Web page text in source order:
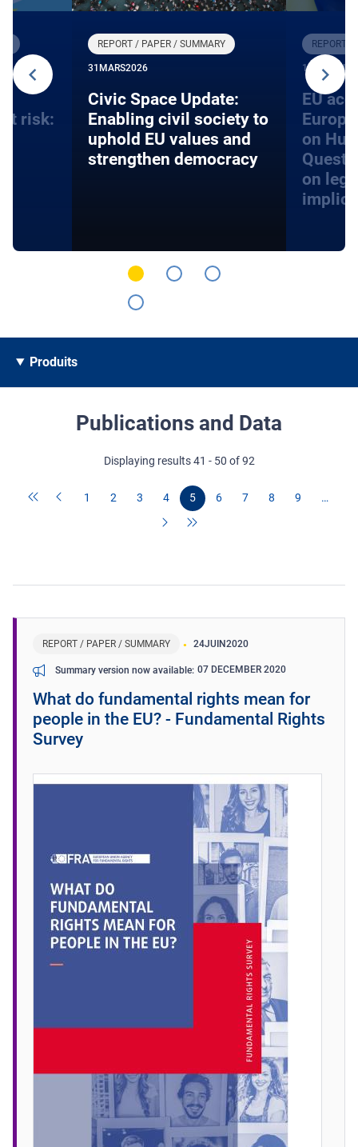
risk:
REPORT / PAPER / SUMMARY
31 MARS2026
​​Civic Space Update:
Enabling civil society to
uphold EU values and
strengthen democracy
REPORT /
12
EU
on
on
Produits
Publications and Data
Displaying results 41 - 50 of 92
1 2 3 4 5 6 7 8 9 …
REPORT / PAPER / SUMMARY 24JUIN2020
Summary version now available 07 DECEMBER 2020
What do fundamental rights mean for
people in the EU? - Fundamental Rights
Survey